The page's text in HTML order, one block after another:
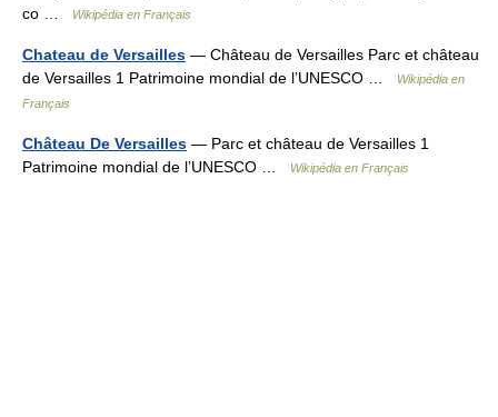
co …
Wikipédia en Français
Chateau de Versailles — Château de Versailles Parc et château
de Versailles 1 Patrimoine mondial de l’UNESCO …
Wikipédia en
Français
Château De Versailles — Parc et château de Versailles 1
Patrimoine mondial de l’UNESCO …
Wikipédia en Français